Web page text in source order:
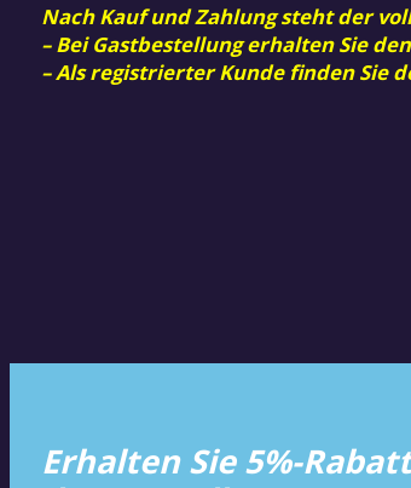
Nach Kauf und Zahlung steht der
– Bei Gastbestellung erhalten Sie
– Als registrierter Kunde finden Sie
Erhalten Sie 5%-